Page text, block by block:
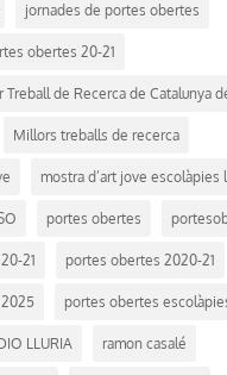
jornades de portes obertes
obertes 20-21
Treball de Recerca de Catalunya
Millors treballs de recerca
mostra d’art jove escolàpies
portes obertes
21 portes obertes 2020-21
portes obertes
LLURIA ramon casalé